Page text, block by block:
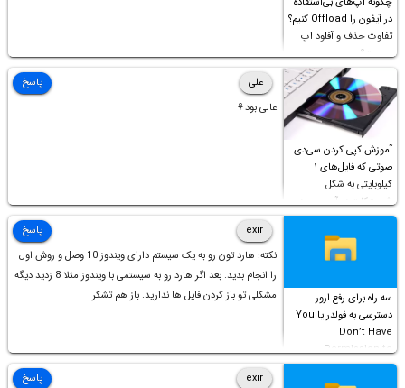
در آیفون را Offload کنیم؟
تفاوت حذف و آفلود اپ
چیست؟
آموزش کپی کردن سی‌دی
صوتی که فایل‌های ۱
کیلوبایتی به شکل
شورت‌کات در آن موجود
است!
علی
عالی بود⚘
پاسخ
سه راه برای رفع ارور
دسترسی به فولدر یا You
Don’t Have
Permission to
Access this folder
exir
نکته: هارد تون رو به یک سیستم دارای ویندوز 10 وصل و روش اول
را انجام بدید. بعد اگر هارد رو به سیستمی با ویندوز مثلا 8 زدید دیگه
مشکلی تو باز کردن فایل ها ندارید. باز هم تشکر
پاسخ
exir
پاسخ